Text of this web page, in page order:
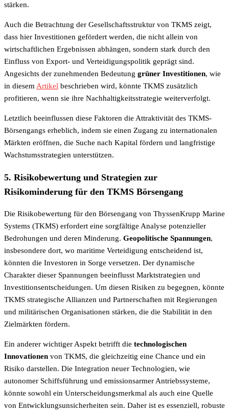
stärken.
Auch die Betrachtung der Gesellschaftsstruktur von TKMS zeigt,
dass hier Investitionen gefördert werden, die nicht allein von
wirtschaftlichen Ergebnissen abhängen, sondern stark durch den
Einfluss von Export- und Verteidigungspolitik geprägt sind.
Angesichts der zunehmenden Bedeutung grüner Investitionen, wie
in diesemArtikel beschrieben wird, könnte TKMS zusätzlich
profitieren, wenn sie ihre Nachhaltigkeitsstrategie weiterverfolgt.
Letztlich beeinflussen diese Faktoren die Attraktivität des TKMS-
Börsengangs erheblich, indem sie einen Zugang zu internationalen
Märkten eröffnen, die Suche nach Kapital fördern und langfristige
Wachstumsstrategien unterstützen.
5. Risikobewertung und Strategien zur
Risikominderung für den TKMS Börsengang
Die Risikobewertung für den Börsengang von ThyssenKrupp Marine
Systems (TKMS) erfordert eine sorgfältige Analyse potenzieller
Bedrohungen und deren Minderung. Geopolitische Spannungen,
insbesondere dort, wo maritime Verteidigung entscheidend ist,
könnten die Investoren in Sorge versetzen. Der dynamische
Charakter dieser Spannungen beeinflusst Marktstrategien und
Investitionsentscheidungen. Um diesen Risiken zu begegnen, könnte
TKMS strategische Allianzen und Partnerschaften mit Regierungen
und militärischen Organisationen stärken, die die Stabilität in den
Zielmärkten fördern.
Ein anderer wichtiger Aspekt betrifft die technologischen
Innovationen von TKMS, die gleichzeitig eine Chance und ein
Risiko darstellen. Die Integration neuer Technologien, wie
autonomer Schiffsführung und emissionsarmer Antriebssysteme,
könnte sowohl ein Unterscheidungsmerkmal als auch eine Quelle
von Entwicklungsunsicherheiten sein. Daher ist es essenziell, robuste